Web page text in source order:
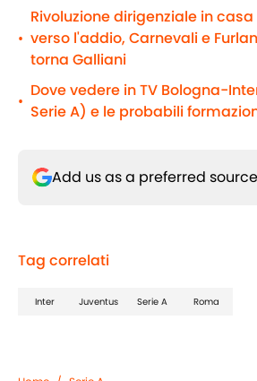
•
Rivoluzione dirigenziale in casa
verso l'addio, Carnevali e
torna Galliani
•
Dove vedere in TV Bologna-
Serie A) e le probabili
Add us as a preferred
Tag correlati
Inter Juventus Serie A Roma